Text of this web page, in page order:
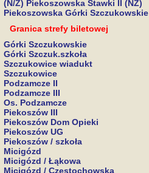
(N/Ż) Piekoszowska Stawki II (NŻ)
Piekoszowska Górki Szczukowskie
Granica strefy biletowej
Górki Szczukowskie
Górki Szczuk.szkoła
Szczukowice wiadukt
Szczukowice
Podzamcze II
Podzamcze III
Os. Podzamcze
Piekoszów III
Piekoszów Dom Opieki
Piekoszów UG
Piekoszów / szkoła
Micigózd
Micigózd / Łąkowa
Micigózd / Częstochowska